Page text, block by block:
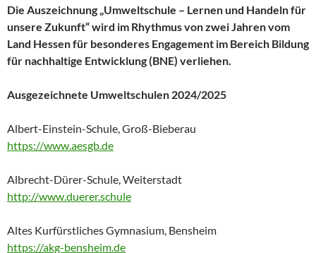
Die Auszeichnung „Umweltschule – Lernen und Handeln für
unsere Zukunft“ wird im Rhythmus von zwei Jahren vom
Land Hessen für besonderes Engagement im Bereich Bildung
für nachhaltige Entwicklung (BNE) verliehen.
Ausgezeichnete Umweltschulen 2024/2025
Albert-Einstein-Schule, Groß-Bieberau
https://www.aesgb.de
Albrecht-Dürer-Schule, Weiterstadt
http://www.duerer.schule
Altes Kurfürstliches Gymnasium, Bensheim
https://akg-bensheim.de